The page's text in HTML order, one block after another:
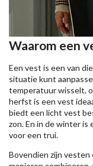
Waarom een
Een vest is een van
situatie kunt
temperatuur wisselt,
herfst is een vest
biedt een licht vest
zon. En in de winter
voor een trui.
Bovendien zijn vesten